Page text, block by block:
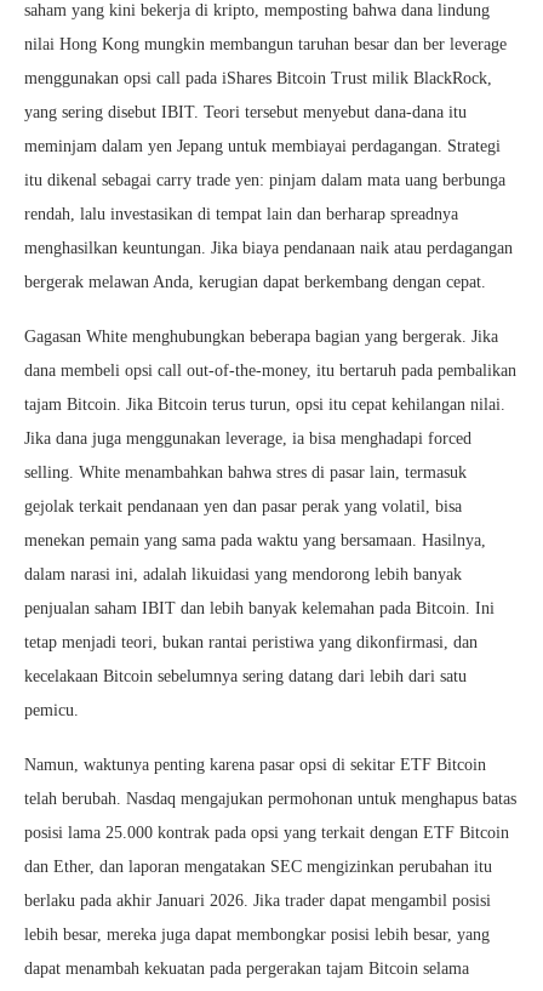
saham yang kini bekerja di kripto, memposting bahwa dana lindung
nilai Hong Kong mungkin membangun taruhan besar dan ber leverage
menggunakan opsi call pada iShares Bitcoin Trust milik BlackRock,
yang sering disebut IBIT. Teori tersebut menyebut dana-dana itu
meminjam dalam yen Jepang untuk membiayai perdagangan. Strategi
itu dikenal sebagai carry trade yen: pinjam dalam mata uang berbunga
rendah, lalu investasikan di tempat lain dan berharap spreadnya
menghasilkan keuntungan. Jika biaya pendanaan naik atau perdagangan
bergerak melawan Anda, kerugian dapat berkembang dengan cepat.
Gagasan White menghubungkan beberapa bagian yang bergerak. Jika
dana membeli opsi call out-of-the-money, itu bertaruh pada pembalikan
tajam Bitcoin. Jika Bitcoin terus turun, opsi itu cepat kehilangan nilai.
Jika dana juga menggunakan leverage, ia bisa menghadapi forced
selling. White menambahkan bahwa stres di pasar lain, termasuk
gejolak terkait pendanaan yen dan pasar perak yang volatil, bisa
menekan pemain yang sama pada waktu yang bersamaan. Hasilnya,
dalam narasi ini, adalah likuidasi yang mendorong lebih banyak
penjualan saham IBIT dan lebih banyak kelemahan pada Bitcoin. Ini
tetap menjadi teori, bukan rantai peristiwa yang dikonfirmasi, dan
kecelakaan Bitcoin sebelumnya sering datang dari lebih dari satu
pemicu.
Namun, waktunya penting karena pasar opsi di sekitar ETF Bitcoin
telah berubah. Nasdaq mengajukan permohonan untuk menghapus batas
posisi lama 25.000 kontrak pada opsi yang terkait dengan ETF Bitcoin
dan Ether, dan laporan mengatakan SEC mengizinkan perubahan itu
berlaku pada akhir Januari 2026. Jika trader dapat mengambil posisi
lebih besar, mereka juga dapat membongkar posisi lebih besar, yang
dapat menambah kekuatan pada pergerakan tajam Bitcoin selama